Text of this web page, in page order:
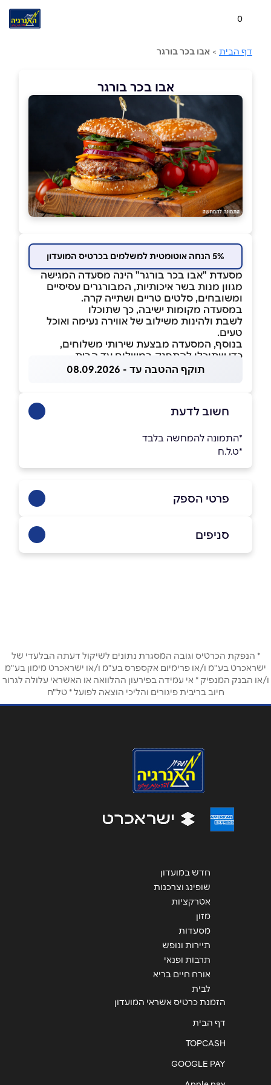
0
דף הבית > אבו בכר בורגר
אבו בכר בורגר
5% הנחה אוטומטית למשלמים בכרטיס המועדון
מסעדת "אבו בכר בורגר" הינה מסעדה המגישה
מגוון מנות בשר איכותיות, המבורגרים עסיסיים
ומשובחים, סלטים טריים ושתייה קרה.
במסעדה מקומות ישיבה, כך שתוכלו
לשבת ולהינות משילוב של אווירה נעימה ואוכל
טעים.
בנוסף, המסעדה מבצעת שירותי משלוחים,
כדי שתוכלו להתפנק במשלוח עד הבית.
תוקף ההטבה עד - 08.09.2026
חשוב לדעת
*התמונה להמחשה בלבד
*ט.ל.ח
פרטי הספק
אימייל*
*
סניפים
* הנפקת הכרטיס וגובה המסגרת נתונים לשיקול דעתה הבלעדי של
ישראכרט בע"מ ו/או פרימיום אקספרס בע"מ ו/או ישראכרט מימון בע"מ
ו/או הבנק המנפיק * אי עמידה בפירעון ההלוואה או האשראי עלולה לגרור
חיוב בריבית פיגורים והליכי הוצאה לפועל * טל"ח
חדש במועדון
שופינג וצרכנות
אטרקציות
מזון
מסעדות
תיירות ונופש
תרבות ופנאי
אורח חיים בריא
לבית
הזמנת כרטיס אשראי המועדון
דף הבית
TOPCASH
GOOGLE PAY